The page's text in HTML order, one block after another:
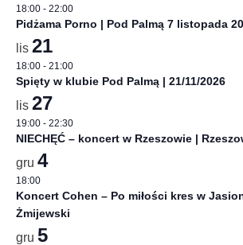
18:00 - 22:00
Pidżama Porno | Pod Palmą 7 listopada
lis 21
18:00 - 21:00
Spięty w klubie Pod Palmą | 21/11/2026
lis 27
19:00 - 22:30
NIECHĘĆ – koncert w Rzeszowie |
gru 4
18:00
Koncert Cohen – Po miłości kres w
Żmijewski
gru 5